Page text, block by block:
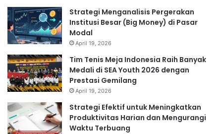
Strategi Menganalisis Pergerakan
Institusi Besar (Big Money) di Pasar
Modal
April 19, 2026
Tim Tenis Meja Indonesia Raih Banyak
Medali di SEA Youth 2026 dengan
Prestasi Gemilang
April 19, 2026
Strategi Efektif untuk Meningkatkan
Produktivitas Harian dan Mengurangi
Waktu Terbuang